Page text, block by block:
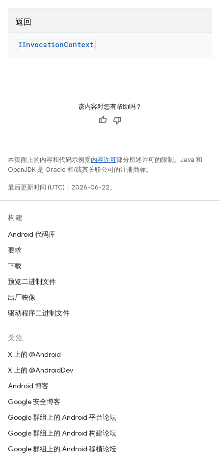
返回
IInvocationContext
该内容对您有帮助吗？
本页面上的内容和代码示例受内容许可部分所述许可的限制。Java 和
OpenJDK 是 Oracle 和/或其关联公司的注册商标。
最后更新时间 (UTC)：2026-06-22。
构建
Android 代码库
要求
下载
预览二进制文件
出厂映像
驱动程序二进制文件
关注
X 上的 @Android
X 上的 @AndroidDev
Android 博客
Google 安全博客
Google 群组上的 Android 平台论坛
Google 群组上的 Android 构建论坛
Google 群组上的 Android 移植论坛